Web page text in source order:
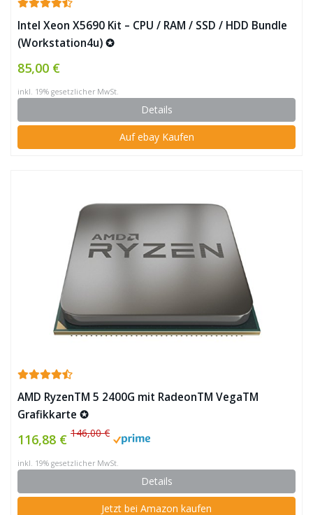
Intel Xeon X5690 Kit – CPU / RAM / SSD / HDD Bundle
(Workstation4u) ✪
85,00 €
inkl. 19% gesetzlicher MwSt.
Details
Auf ebay Kaufen
AMD RyzenTM 5 2400G mit RadeonTM VegaTM
Grafikkarte ✪
116,88 € 146,00 €
inkl. 19% gesetzlicher MwSt.
Details
Jetzt bei Amazon kaufen